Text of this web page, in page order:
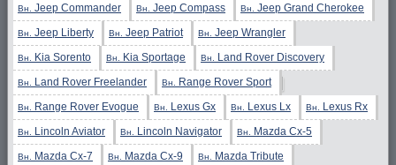
Вн. Jeep Commander Вн. Jeep Compass Вн. Jeep Grand Cherokee
Вн. Jeep Liberty Вн. Jeep Patriot Вн. Jeep Wrangler
Вн. Kia Sorento Вн. Kia Sportage Вн. Land Rover Discovery
Вн. Land Rover Freelander Вн. Range Rover Sport
Вн. Range Rover Evogue Вн. Lexus Gx Вн. Lexus Lx Вн. Lexus Rx
Вн. Lincoln Aviator Вн. Lincoln Navigator Вн. Mazda Cx-5
Вн. Mazda Cx-7 Вн. Mazda Cx-9 Вн. Mazda Tribute